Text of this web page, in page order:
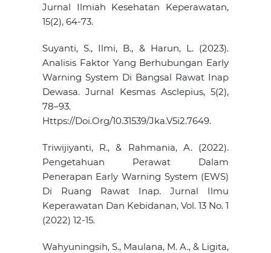
Jurnal Ilmiah Kesehatan Keperawatan,
15(2), 64-73.
Suyanti, S., Ilmi, B., & Harun, L. (2023).
Analisis Faktor Yang Berhubungan Early
Warning System Di Bangsal Rawat Inap
Dewasa. Jurnal Kesmas Asclepius, 5(2),
78–93.
Https://Doi.Org/10.31539/Jka.V5i2.7649.
Triwijiyanti, R., & Rahmania, A. (2022).
Pengetahuan Perawat Dalam
Penerapan Early Warning System (EWS)
Di Ruang Rawat Inap. Jurnal Ilmu
Keperawatan Dan Kebidanan, Vol. 13 No. 1
(2022) 12-15.
Wahyuningsih, S., Maulana, M. A., & Ligita,